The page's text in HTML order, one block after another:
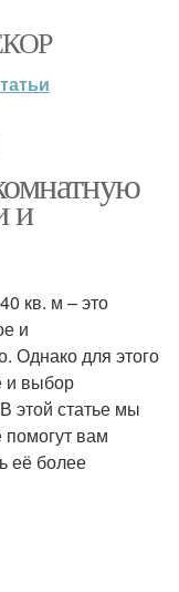
и
кв. м – это
и
Однако для этого
и выбор
этой статье мы
вам
её более